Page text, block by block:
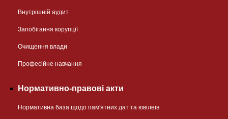
Внутрішній аудит
Запобігання корупції
Очищення влади
Професійне навчання
Нормативно-правові акти
Нормативна база щодо пам'ятних дат та ювілеїв